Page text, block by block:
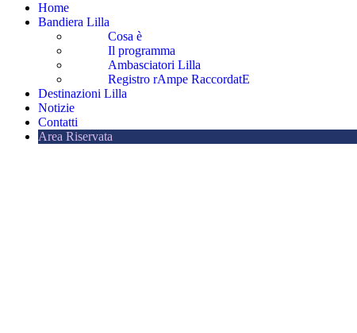
Home
Bandiera Lilla
Cosa è
Il programma
Ambasciatori Lilla
Registro rAmpe RaccordatE
Destinazioni Lilla
Notizie
Contatti
Area Riservata